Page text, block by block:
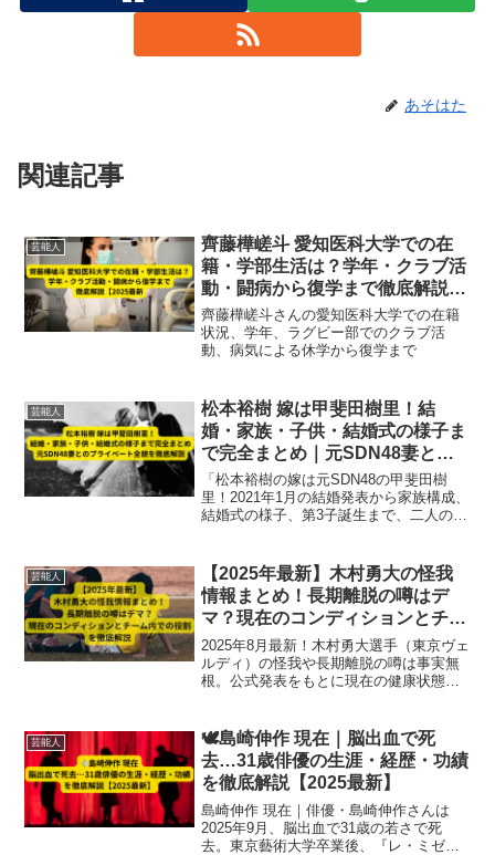
あそはた
関連記事
芸能人
齊藤樺嵯斗 愛知医科大学での在
籍・学部生活は？学年・クラブ活
動・闘病から復学まで徹底解説
【2025最新】
齊藤樺嵯斗さんの愛知医科大学での在籍
状況、学年、ラグビー部でのクラブ活
動、病気による休学から復学まで
芸能人
松本裕樹 嫁は甲斐田樹里！結
婚・家族・子供・結婚式の様子ま
で完全まとめ｜元SDN48妻との
プライベート全貌を徹底解説
「松本裕樹の嫁は元SDN48の甲斐田樹
里！2021年1月の結婚発表から家族構成、
結婚式の様子、第3子誕生まで、二人のプ
芸能人
【2025年最新】木村勇大の怪我
情報まとめ！長期離脱の噂はデ
マ？現在のコンディションとチー
ム内での役割を徹底解説
2025年8月最新！木村勇大選手（東京ヴェ
ルディ）の怪我や長期離脱の噂は事実無
根。公式発表をもとに現在の健康状態や
芸能人
🕊️島崎伸作 現在｜脳出血で死
去…31歳俳優の生涯・経歴・功績
を徹底解説【2025最新】
島崎伸作 現在｜俳優・島崎伸作さんは
2025年9月、脳出血で31歳の若さで死
去。東京藝術大学卒業後、『レ・ミゼラ